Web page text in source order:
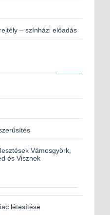
– színházi előadás
Vámosgyörk,
és Visznek
létesítése